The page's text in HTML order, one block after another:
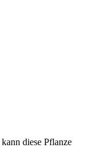
diese Pflanze